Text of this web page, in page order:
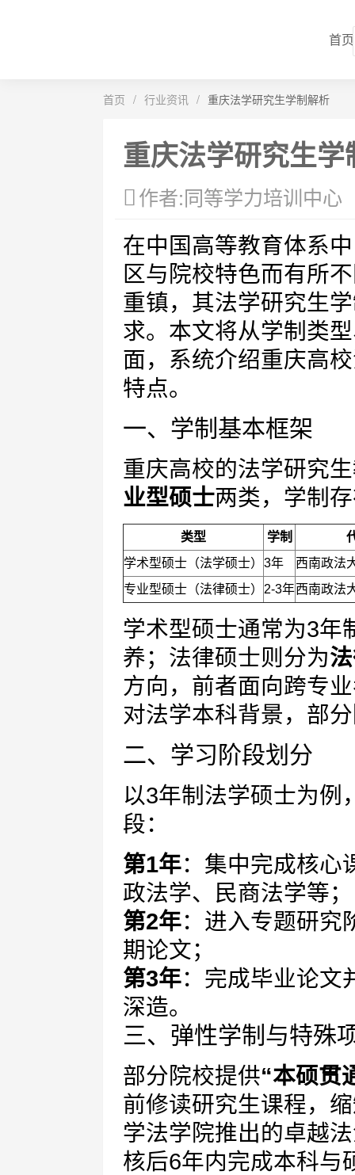
首页
首页 / 行业资讯 / 重庆法学研究生学制解析
重庆法学研究生学
作者:同等学力培训中心
在中国高等教育体系
区与院校特色而有所
重镇，其法学研究生
求。本文将从学制类
面，系统介绍重庆高
特点。
一、学制基本框架
重庆高校的法学研究
业型硕士两类，学制
类型 学制
学术型硕士（法学硕士） 3年
西南政法
专业型硕士（法律硕士）
2-3年西南政法
学术型硕士通常为3年
养；法律硕士则分为
方向，前者面向跨专
对法学本科背景，部
二、学习阶段划分
以3年制法学硕士为例
段：
第1年：集中完成核心
政法学、民商法学等；
第2年：进入专题研究
期论文；
第3年：完成毕业论文
深造。
三、弹性学制与特殊
部分院校提供“本硕贯
前修读研究生课程，
学法学院推出的卓越
核后6年内完成本科与